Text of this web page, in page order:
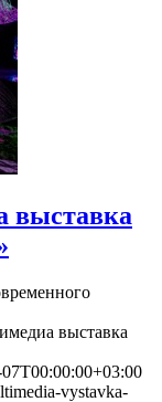
выставка
выставка
vystavka-